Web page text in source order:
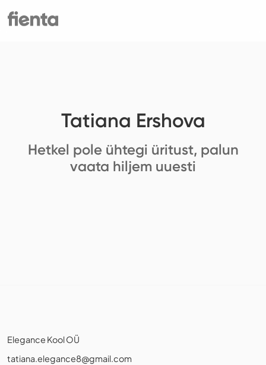
Tatiana Ershova
Hetkel pole ühtegi üritust, palun
vaata hiljem uuesti
Elegance Kool OÜ
tatiana.elegance8@gmail.com